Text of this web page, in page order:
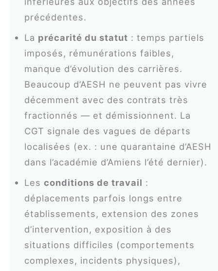
précédentes.
La précarité du statut : temps partiels
imposés, rémunérations faibles,
manque d’évolution des carrières.
Beaucoup d’AESH ne peuvent pas vivre
décemment avec des contrats très
fractionnés — et démissionnent. La
CGT signale des vagues de départs
localisées (ex. : une quarantaine d’AESH
dans l’académie d’Amiens l’été dernier).
Les conditions de travail :
déplacements parfois longs entre
établissements, extension des zones
d’intervention, exposition à des
situations difficiles (comportements
complexes, incidents physiques),